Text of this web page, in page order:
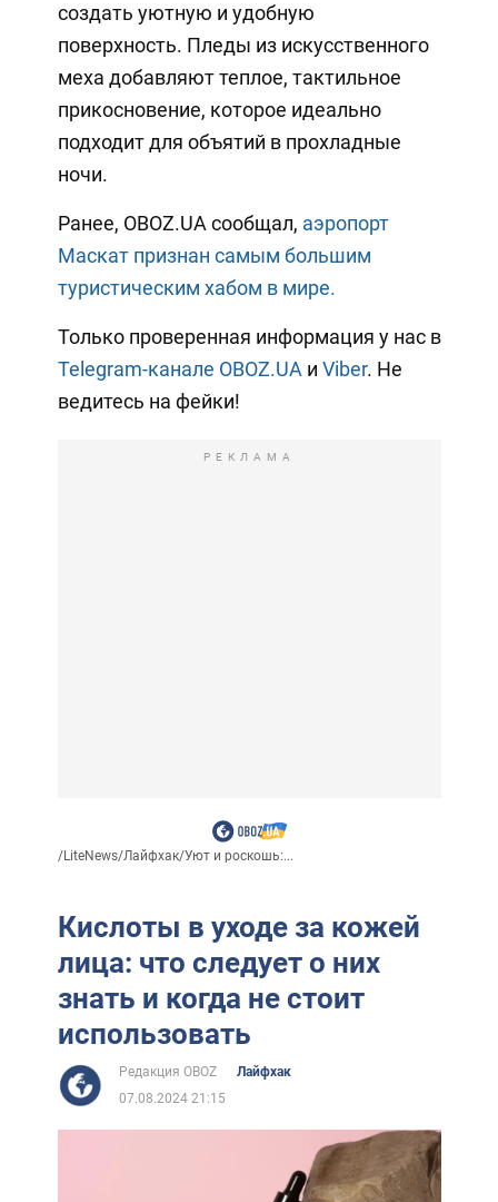
создать уютную и удобную
поверхность. Пледы из искусственного
меха добавляют теплое, тактильное
прикосновение, которое идеально
подходит для объятий в прохладные
ночи.
Ранее, OBOZ.UA сообщал, аэропорт
Маскат признан самым большим
туристическим хабом в мире.
Только проверенная информация у нас в
Telegram-канале OBOZ.UAи Viber. Не
ведитесь на фейки!
РЕКЛАМА
/LiteNews/Лайфхак/Уют и роскошь:...
Кислоты в уходе за кожей
лица: что следует о них
знать и когда не стоит
использовать
Редакция OBOZ
Лайфхак
07.08.2024 21:15